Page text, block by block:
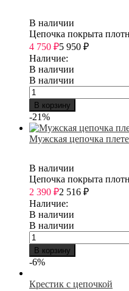
В наличии
Цепочка покрыта
4 750 ₽5 950 ₽
Наличие:
В наличии
В наличии
В корзину
-21%
Мужская цепочка
В наличии
Цепочка покрыта
2 390 ₽2 516 ₽
Наличие:
В наличии
В наличии
В корзину
-6%
Крестик с цепочкой